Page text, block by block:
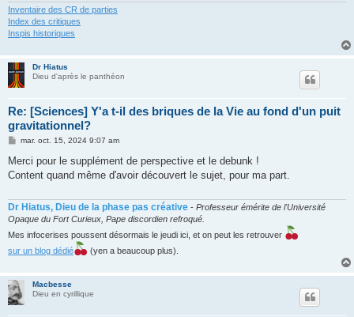
Inventaire des CR de parties
Index des critiques
Inspis historiques
Dr Hiatus
Dieu d'après le panthéon
Re: [Sciences] Y'a t-il des briques de la Vie au fond d'un puit
gravitationnel?
M
s
a
mar. oct. 15, 2024 9:07 am
Merci pour le supplément de perspective et le debunk !
Content quand même d'avoir découvert le sujet, pour ma part.
Dr Hiatus, Dieu de la phase pas créative - Professeur émérite de l'Université
Opaque du Fort Curieux, Pape discordien refroqué.
Mes infocerises poussent désormais le jeudi ici, et on peut les retrouver
sur un blog dédié
(yen a beaucoup plus).
Macbesse
Dieu en cyrillique